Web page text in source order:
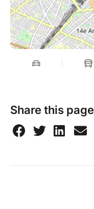
Share this page